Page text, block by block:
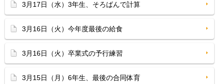
3月17日（水）3年生、そろばんで計算
3月16日（火）今年度最後の給食
3月16日（火）卒業式の予行練習
3月15日（月）6年生、最後の合同体育